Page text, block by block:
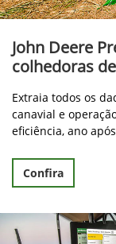
John Deere
colhedoras
Extraia todos os
canavial e
eficiência, ano
Confira